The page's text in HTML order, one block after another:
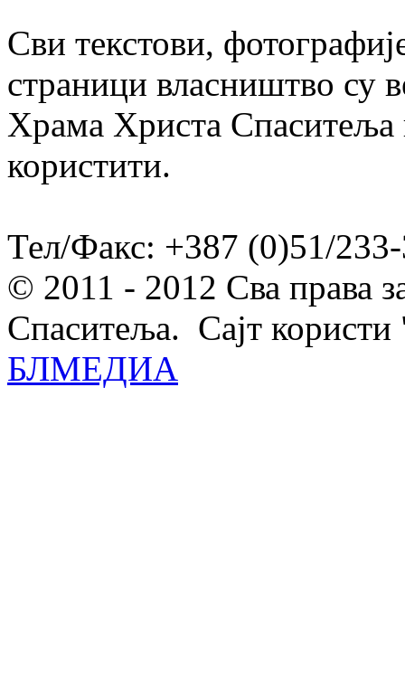
Сви текстови,
страници власништво су
Храма Христа Спаситеља
користити.
Тел/Факс: +387 (0)51/
© 2011 - 2012 Сва права
Спаситеља. Сајт
БЛМЕДИА